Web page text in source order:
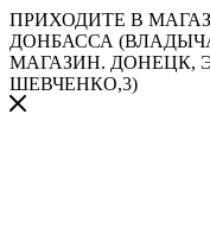
ПРИХОДИТЕ В
ДОНБАССА
МАГАЗИН. ДОНЕЦК,
ШЕВЧЕНКО,3)